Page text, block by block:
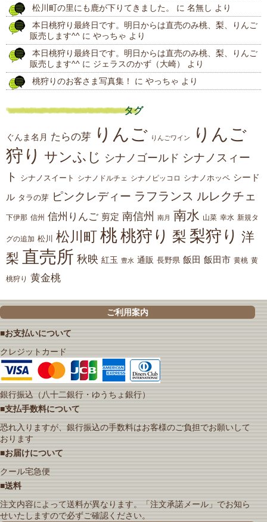
稿
松川町の里にも鹿が下りてきました。
に 名無し より
本日桃狩り最終日です。明日からは直売のみ桃、梨、りんご
販売します^^ に やっちゃ より
本日桃狩り最終日です。明日からは直売のみ桃、梨、りんご
販売します^^ に ジェラスのかず（大崎）
より
桃狩りのお客さま写真集！
に やっちゃ より
タグ
ぐんま名月 たらの芽 りんご りんごワイン
りんご
狩り サンふじ シナノゴールド シナノスィー
ト
シナノスイート シナノドルチェ シナノピッコロ シナノホッペ シード
ル タラの芽 ピンクレディー ラフランス ルレクチェ
下伊那 信州 信州りんご 剪定 南信州 南月 南水 山菜 幸水 新規タ
グの追加 松川 松川町 桃桃狩り 梨 梨狩り 洋
梨 直売所 秋映 紅玉 豊水 通販 長野県 飯田 飯田市 黄桃 黄
桃狩り 黄金桃
ご利用案内
■お支払いについて
クレジットカード
銀行振込（八十二銀行・ゆうちょ銀行）
■支払手数料について
恐れ入りますが、銀行振込の手数料はお客様のご負担でお願いして
おります
■お届けについて
クール宅急便
■送料
注文内容によって送料が異なります。「注文承諾メール」でお知ら
せいたしますので必ずご確認ください。